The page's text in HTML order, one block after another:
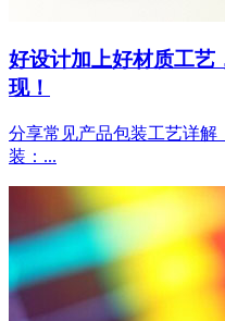
好设计加上好材质工艺
现！
分享常见产品包装工艺详解
装：...